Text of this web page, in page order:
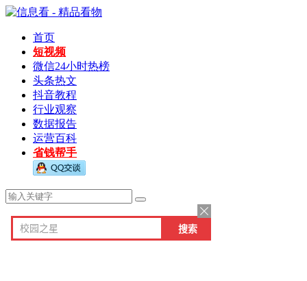
首页
短视频
微信24小时热榜
头条热文
抖音教程
行业观察
数据报告
运营百科
省钱帮手